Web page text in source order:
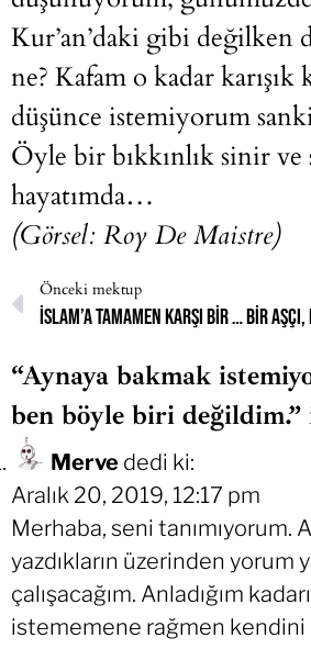
Kur’an’daki gibi değilken
ne? Kafam o kadar
düşünce istemiyorum
Öyle bir bıkkınlık sinir ve
hayatımda…
(Görsel: Roy De Maistre)
Önceki mektup
İslam’a tamamen karşı bir aileye sahiptim.
“Aynaya bakmak
ben böyle biri
Merve dedi ki:
Aralık 20, 2019, 12:17 pm
Merhaba, seni tanımıyorum.
yazdıkların üzerinden yorum
çalışacağım. Anladığım
istememene rağmen kendini